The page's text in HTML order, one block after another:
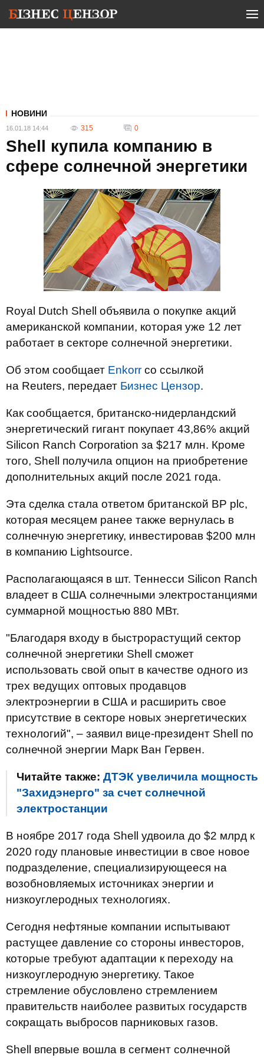
НОВИНИ
16.01.18 14:44 315 0
Shell купила компанию в
сфере солнечной энергетики
Royal Dutch Shell объявила о покупке акций
американской компании, которая уже 12 лет
работает в секторе солнечной энергетики.
Об этом сообщает Enkorr со ссылкой
на Reuters, передает Бизнес Цензор.
Как сообщается, британско-нидерландский
энергетический гигант покупает 43,86% акций
Silicon Ranch Corporation за $217 млн. Кроме
того, Shell получила опцион на приобретение
дополнительных акций после 2021 года.
Эта сделка стала ответом британской BP plc,
которая месяцем ранее также вернулась в
солнечную энергетику, инвестировав $200 млн
в компанию Lightsource.
Располагающаяся в шт. Теннесси Silicon Ranch
владеет в США солнечными электростанциями
суммарной мощностью 880 МВт.
"Благодаря входу в быстрорастущий сектор
солнечной энергетики Shell сможет
использовать свой опыт в качестве одного из
трех ведущих оптовых продавцов
электроэнергии в США и расширить свое
присутствие в секторе новых энергетических
технологий", – заявил вице-президент Shell по
солнечной энергии Марк Ван Гервен.
Читайте также: ДТЭК увеличила мощность
"Захидэнерго" за счет солнечной
электростанции
В ноябре 2017 года Shell удвоила до $2 млрд к
2020 году плановые инвестиции в свое новое
подразделение, специализирующееся на
возобновляемых источниках энергии и
низкоуглеродных технологиях.
Сегодня нефтяные компании испытывают
растущее давление со стороны инвесторов,
которые требуют адаптации к переходу на
низкоуглеродную энергетику. Такое
стремление обусловлено стремлением
правительств наиболее развитых государств
сокращать выбросов парниковых газов.
Shell впервые вошла в сегмент солнечной